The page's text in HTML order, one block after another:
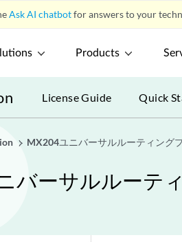
Ask AI chatbotfor answers to your
Products
License Guide Quick
MX204ユニバーサルルーティング
バーサルルーテ